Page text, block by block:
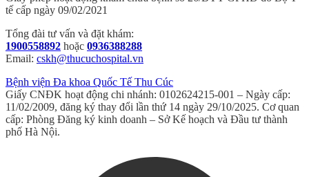
tế cấp ngày 09/02/2021
Tổng đài tư vấn và đặt khám:
1900558892 hoặc 0936388288
Email: cskh@thucuchospital.vn
Bệnh viện Đa khoa Quốc Tế Thu Cúc
Giấy CNĐK hoạt động chi nhánh: 0102624215-001 – Ngày cấp:
11/02/2009, đăng ký thay đổi lần thứ 14 ngày 29/10/2025. Cơ quan
cấp: Phòng Đăng ký kinh doanh – Sở Kế hoạch và Đầu tư thành
phố Hà Nội.